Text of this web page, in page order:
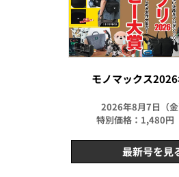
モノマックス
2026年8月7日（
特別価格：1,480円
最新号を見